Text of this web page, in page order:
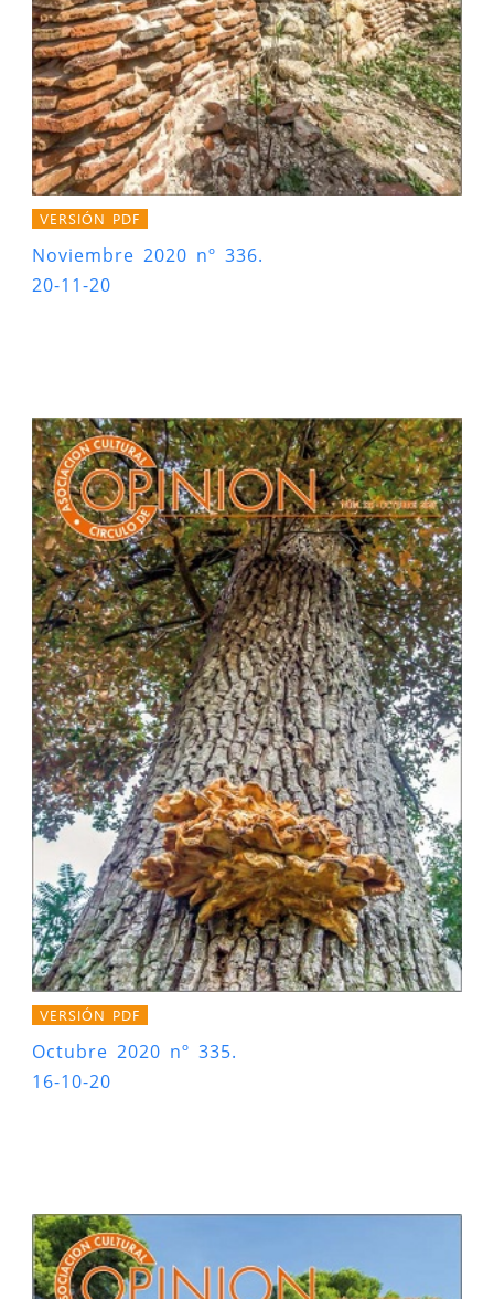
VERSIÓN PDF
Noviembre 2020 nº 336.
20-11-20
VERSIÓN PDF
Octubre 2020 nº 335.
16-10-20